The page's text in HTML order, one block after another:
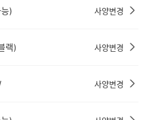
) 사양변경
랙) 사양변경
사양변경